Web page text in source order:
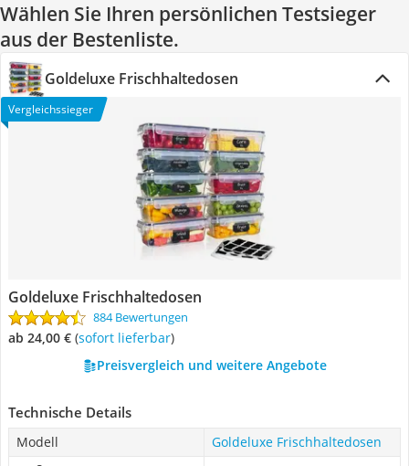
Wählen Sie Ihren persönlichen Testsieger
aus der Bestenliste.
Goldeluxe Frischhaltedosen
Vergleichssieger
Goldeluxe Frischhaltedosen
884 Bewertungen
ab 24,00 € ( Sofort lieferbar)
Preisvergleich und weitere Angebote
Technische Details
Modell
Goldeluxe Frischhaltedosen